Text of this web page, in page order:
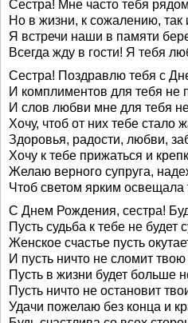
Сестра! Мне часто тебя рядом
Но в жизни, к сожалению, так
Я встречи наши в памяти
Всегда жду в гости! Я тебя
Сестра! Поздравлю тебя с
И комплиментов для тебя не
И слов любви мне для тебя
Хочу, чтоб от них тебе стало
Здоровья, радости, любви,
Хочу к тебе прижаться и
Желаю верного супруга,
Чтоб светом ярким освещала
С Днем Рождения, сестра!
Пусть судьба к тебе не будет
Женское счастье пусть
И пусть ничто не сломит
Пусть в жизни будет больше
Пусть ничто не остановит
Удачи пожелаю без конца и